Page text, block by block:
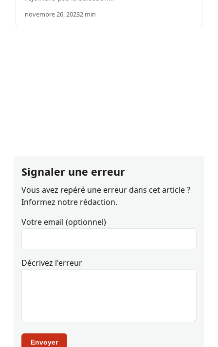
novembre 26, 20232 min
Signaler une erreur
Vous avez repéré une erreur dans cet article ?
Informez notre rédaction.
Votre email (optionnel)
Décrivez l'erreur
Envoyer